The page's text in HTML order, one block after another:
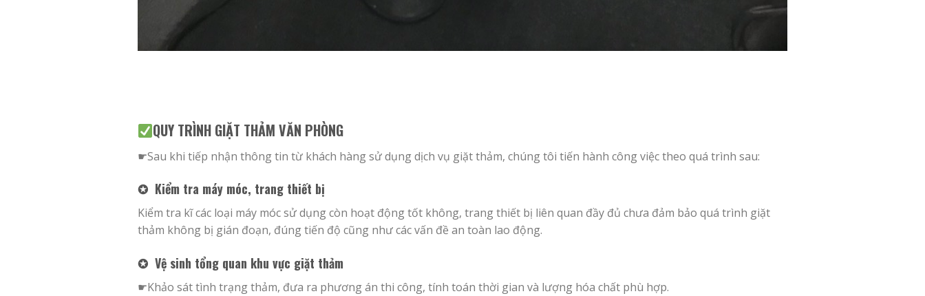
QUY TRÌNH GIẶT THẢM VĂN PHÒNG
☛Sau khi tiếp nhận thông tin từ khách hàng sử dụng dịch vụ giặt thảm, chúng tôi tiến hành công việc theo quá trình sau:
✪ Kiểm tra máy móc, trang thiết bị
Kiểm tra kĩ các loại máy móc sử dụng còn hoạt động tốt không, trang thiết bị liên quan đầy đủ chưa đảm bảo quá trình giặt
thảm không bị gián đoạn, đúng tiến độ cũng như các vấn đề an toàn lao động.
✪ Vệ sinh tổng quan khu vực giặt thảm
☛Khảo sát tình trạng thảm, đưa ra phương án thi công, tính toán thời gian và lượng hóa chất phù hợp.